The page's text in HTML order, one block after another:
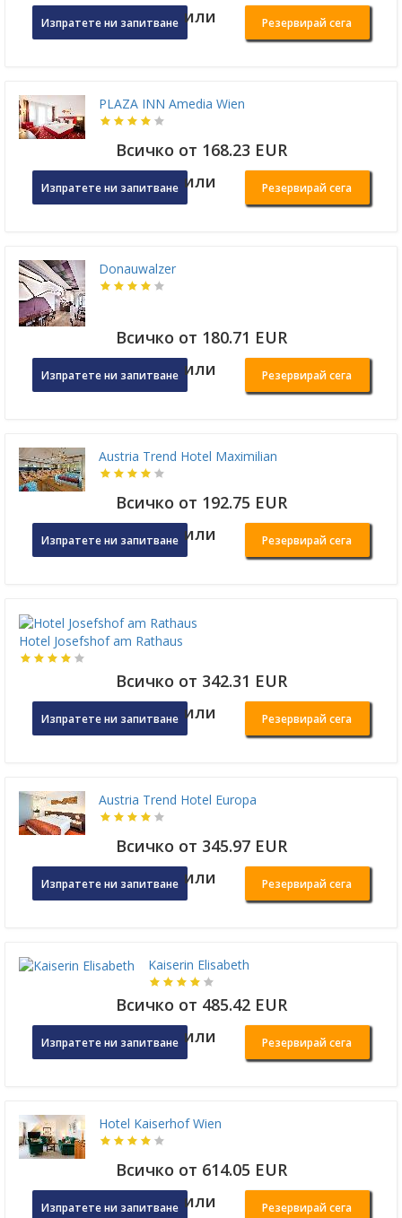
Изпратете ни запитване или Резервирай сега
PLAZA INN Amedia Wien
Всичко от 168.23 EUR
Изпратете ни запитване или Резервирай сега
Donauwalzer
Всичко от 180.71 EUR
Изпратете ни запитване или Резервирай сега
Austria Trend Hotel Maximilian
Всичко от 192.75 EUR
Изпратете ни запитване или Резервирай сега
Hotel Josefshof am Rathaus
Всичко от 342.31 EUR
Изпратете ни запитване или Резервирай сега
Austria Trend Hotel Europa
Всичко от 345.97 EUR
Изпратете ни запитване или Резервирай сега
Kaiserin Elisabeth
Всичко от 485.42 EUR
Изпратете ни запитване или Резервирай сега
Hotel Kaiserhof Wien
Всичко от 614.05 EUR
Изпратете ни запитване или Резервирай сега